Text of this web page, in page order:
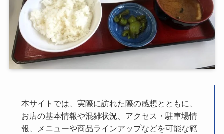
本サイトでは、実際に訪れた際の感想とともに、
お店の基本情報や混雑状況、アクセス・駐車場情
報、メニューや商品ラインアップなどを可能な範